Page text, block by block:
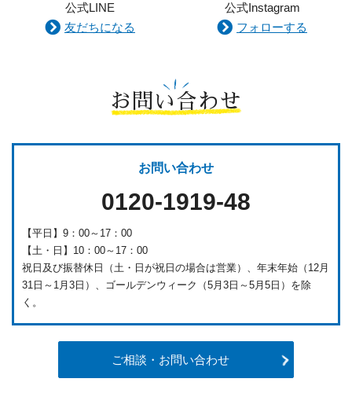
公式LINE
友だちになる
公式Instagram
フォローする
お問い合わせ
お問い合わせ
0120-1919-48
【平日】9：00～17：00
【土・日】10：00～17：00
祝日及び振替休日（土・日が祝日の場合は営業）、年末年始（12月
31日～1月3日）、ゴールデンウィーク（5月3日～5月5日）を除
く。
ご相談・お問い合わせ